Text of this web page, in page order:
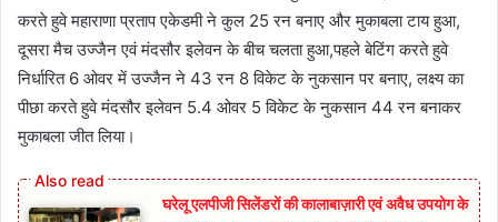
करते हुवे महाराणा प्रताप एकेडमी ने कुल 25 रन बनाए और मुकाबला टाय हुआ,
दूसरा मैच उज्जैन एवं मंदसौर इलेवन के बीच चलता हुआ,पहले बेटिंग करते हुवे
निर्धारित 6 ओवर में उज्जैन ने 43 रन 8 विकेट के नुकसान पर बनाए, लक्ष्य का
पीछा करते हुवे मंदसौर इलेवन 5.4 ओवर 5 विकेट के नुकसान 44 रन बनाकर
मुकाबला जीत लिया।
घरेलू एलपीजी सिलेंडरों की कालाबाज़ारी एवं अवैध उपयोग के